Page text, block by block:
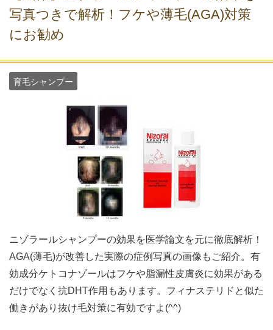
写真つきで解析！フケや薄毛(AGA)対策
にお勧め
育毛シャンプー
ニゾラールシャンプーの効果を医学論文を元に徹底解析！
AGA(薄毛)が改善した実際の症例写真の画像もご紹介。有
効成分ケトコナゾールはフケや脂漏性皮膚炎に効果がある
だけでなく抗DHT作用もあります。フィナステリドと似た
働きがあり抜け毛対策に有効ですよ(^^)